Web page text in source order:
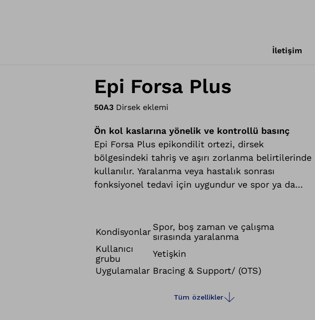
İletişim
Epi Forsa Plus
50A3 Dirsek eklemi
Ön kol kaslarına yönelik ve kontrollü basınç
Epi Forsa Plus epikondilit ortezi, dirsek
bölgesindeki tahriş ve aşırı zorlanma belirtilerinde
kullanılır. Yaralanma veya hastalık sonrası
fonksiyonel tedavi için uygundur ve spor ya da
sayesinde dikişsiz olarak üretilir. Bu özellik
özellikle kenarlarda fark edilir ve yüksek kullanım
konforu sağlar.
Kondisyonlar Spor, boş zaman ve çalışma
sırasında yaralanma
Kullanıcı
grubu
Yetişkin
Uygulamalar Bracing & Support/ (OTS)
Tüm özellikler